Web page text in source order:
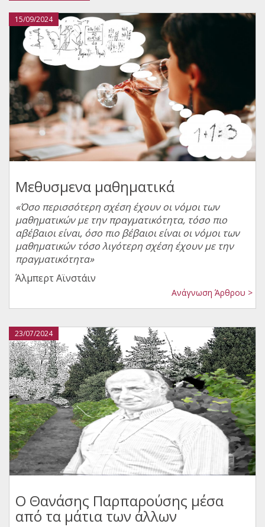
15/09/2024
Μεθυσμενα μαθηματικά
«Όσο περισσότερη σχέση έχουν οι νόμοι των
μαθηματικών με την πραγματικότητα, τόσο πιο
αβέβαιοι είναι, όσο πιο βέβαιοι είναι οι νόμοι των
μαθηματικών τόσο λιγότερη σχέση έχουν με την
πραγματικότητα»
Άλμπερτ Αϊνστάιν
Ανάγνωση Άρθρου >
23/07/2024
Ο Θανάσης Παρπαρούσης μέσα
από τα μάτια των άλλων